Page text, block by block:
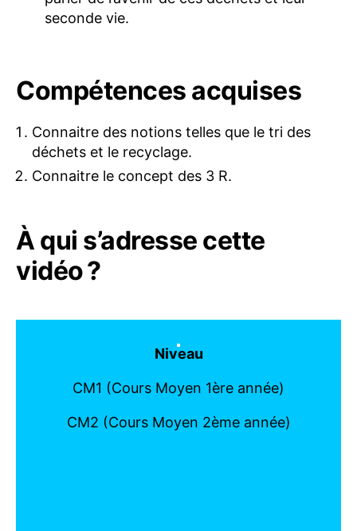
seconde vie.
Compétences acquises
Connaitre des notions telles que le tri des
déchets et le recyclage.
Connaitre le concept des 3 R.
À qui s’adresse cette
vidéo ?
Niveau
CM1 (Cours Moyen 1ère année)
CM2 (Cours Moyen 2ème année)